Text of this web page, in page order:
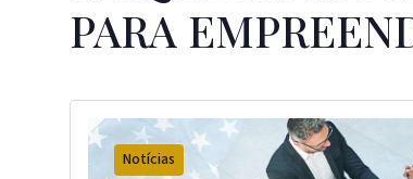
PARA
Notícias